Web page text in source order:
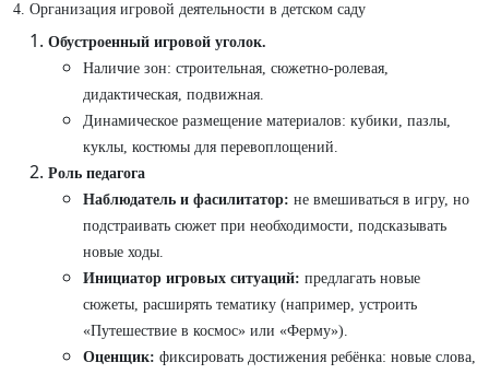
4. Организация игровой деятельности в детском саду
Обустроенный игровой уголок.
Наличие зон: строительная, сюжетно-ролевая,
дидактическая, подвижная.
Динамическое размещение материалов: кубики, пазлы,
куклы, костюмы для перевоплощений.
Роль педагога
Наблюдатель и фасилитатор: не вмешиваться в игру, но
подстраивать сюжет при необходимости, подсказывать
новые ходы.
Инициатор игровых ситуаций: предлагать новые
сюжеты, расширять тематику (например, устроить
«Путешествие в космос» или «Ферму»).
Оценщик: фиксировать достижения ребёнка: новые слова,